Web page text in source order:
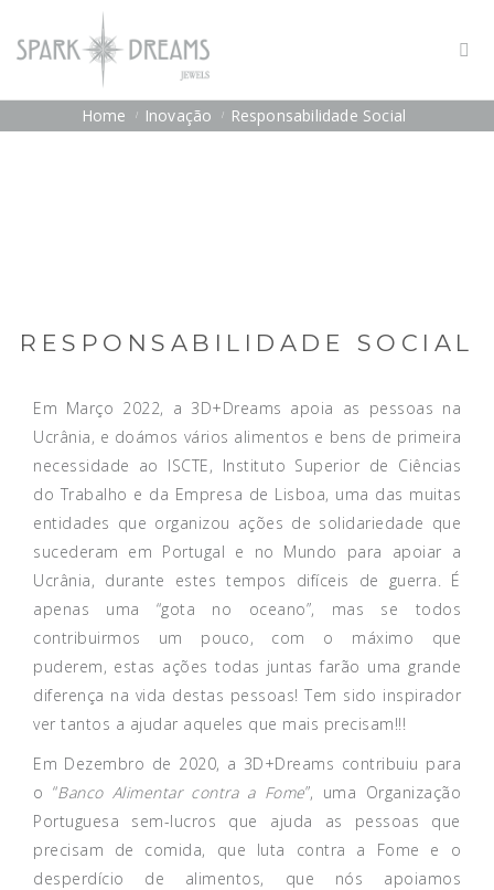
Home Inovação Responsabilidade Social
RESPONSABILIDADE SOCIAL
Em Março 2022, a 3D+Dreams apoia as pessoas na
Ucrânia, e doámos vários alimentos e bens de primeira
necessidade ao ISCTE, Instituto Superior de Ciências
do Trabalho e da Empresa de Lisboa, uma das muitas
entidades que organizou ações de solidariedade que
sucederam em Portugal e no Mundo para apoiar a
Ucrânia, durante estes tempos difíceis de guerra. É
apenas uma “gota no oceano”, mas se todos
contribuirmos um pouco, com o máximo que
puderem, estas ações todas juntas farão uma grande
diferença na vida destas pessoas! Tem sido inspirador
ver tantos a ajudar aqueles que mais precisam!!!
Em Dezembro de 2020, a 3D+Dreams contribuiu para
o “Banco Alimentar contra a Fome”, uma Organização
Portuguesa sem-lucros que ajuda as pessoas que
precisam de comida, que luta contra a Fome e o
desperdício de alimentos, que nós apoiamos